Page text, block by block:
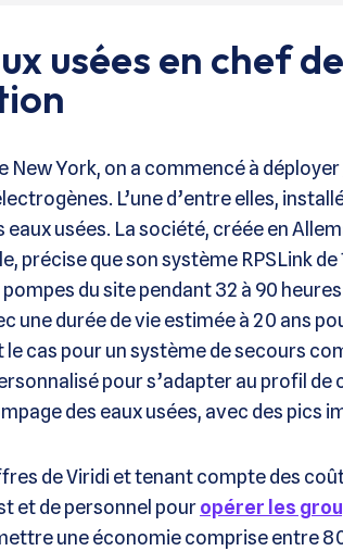
usées en chef
New York, on a commencé à déployer
L’une d’entre elles,
eaux usées. La société, créée en
précise que son système RPSLink
du site pendant 32 à 90
une durée de vie estimée à 20 ans
le cas pour un système de secours
pour s’adapter au profil
des eaux usées, avec des pics
de Viridi et tenant compte des
et de personnel pouropérer les
une économie comprise entre